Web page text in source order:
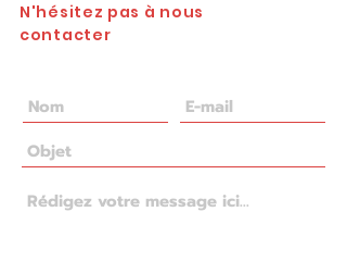
N'hésitez pas à nous
contacter